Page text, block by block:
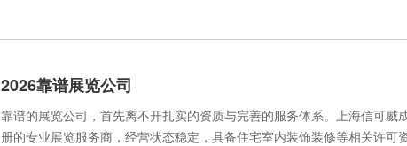
2026靠谱展览公司
靠谱的展览公司，首先离不开扎实的资质与完善的服务体系。上海信可
册的专业展览服务商，经营状态稳定，具备住宅室内装饰装修等相关许可